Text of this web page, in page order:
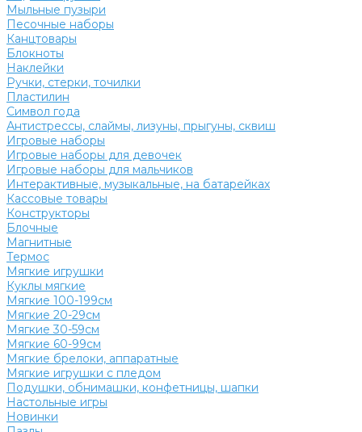
Мыльные пузыри
Песочные наборы
Канцтовары
Блокноты
Наклейки
Ручки, стерки, точилки
Пластилин
Символ года
Антистрессы, слаймы, лизуны, прыгуны, сквиш
Игровые наборы
Игровые наборы для девочек
Игровые наборы для мальчиков
Интерактивные, музыкальные, на батарейках
Кассовые товары
Конструкторы
Блочные
Магнитные
Термос
Мягкие игрушки
Куклы мягкие
Мягкие 100-199см
Мягкие 20-29см
Мягкие 30-59см
Мягкие 60-99см
Мягкие брелоки, аппаратные
Мягкие игрушки с пледом
Подушки, обнимашки, конфетницы, шапки
Настольные игры
Новинки